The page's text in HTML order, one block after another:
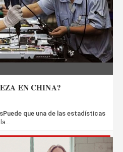
EN CHINA?
que una de las estadísticas